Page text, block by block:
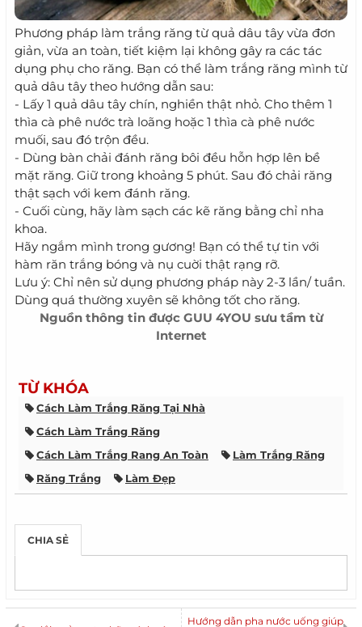
Phương pháp làm trắng răng từ quả dâu tây vừa đơn
giản, vừa an toàn, tiết kiệm lại không gây ra các tác
dụng phụ cho răng. Bạn có thể làm trắng răng mình từ
quả dâu tây theo hướng dẫn sau:
- Lấy 1 quả dâu tây chín, nghiền thật nhỏ. Cho thêm 1
thìa cà phê nước trà loãng hoặc 1 thìa cà phê nước
muối, sau đó trộn đều.
- Dùng bàn chải đánh răng bôi đều hỗn hợp lên bề
mặt răng. Giữ trong khoảng 5 phút. Sau đó chải răng
thật sạch với kem đánh răng.
- Cuối cùng, hãy làm sạch các kẽ răng bằng chỉ nha
khoa.
Hãy ngắm mình trong gương! Bạn có thể tự tin với
hàm răn trắng bóng và nụ cuời thật rạng rỡ.
Lưu ý: Chỉ nên sử dụng phương pháp này 2-3 lần/ tuần.
Dùng quá thường xuyên sẽ không tốt cho răng.
Nguồn thông tin được GUU 4YOU sưu tầm từ
Internet
TỪ KHÓA
Cách Làm Trắng Răng Tại Nhà
Cách Làm Trắng Răng
Cách Làm Trắng Rang An Toàn
Làm Trắng Răng
Răng Trắng
Làm Đẹp
CHIA SẺ
Hướng dẫn pha nước uống giúp